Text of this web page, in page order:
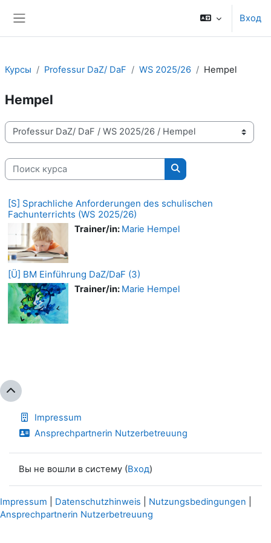
Вход
Курсы Professur DaZ/ DaF WS 2025/26 Hempel
Hempel
Категории курсов
Поиск курса
Поиск курса
[S] Sprachliche Anforderungen des schulischen
Fachunterrichts (WS 2025/26)
Trainer/in: Marie Hempel
[Ü] BM Einführung DaZ/DaF (3)
Trainer/in: Marie Hempel
Impressum
Ansprechpartnerin Nutzerbetreuung
Вы не вошли в систему (Вход)
Impressum Datenschutzhinweis Nutzungsbedingungen
Ansprechpartnerin Nutzerbetreuung